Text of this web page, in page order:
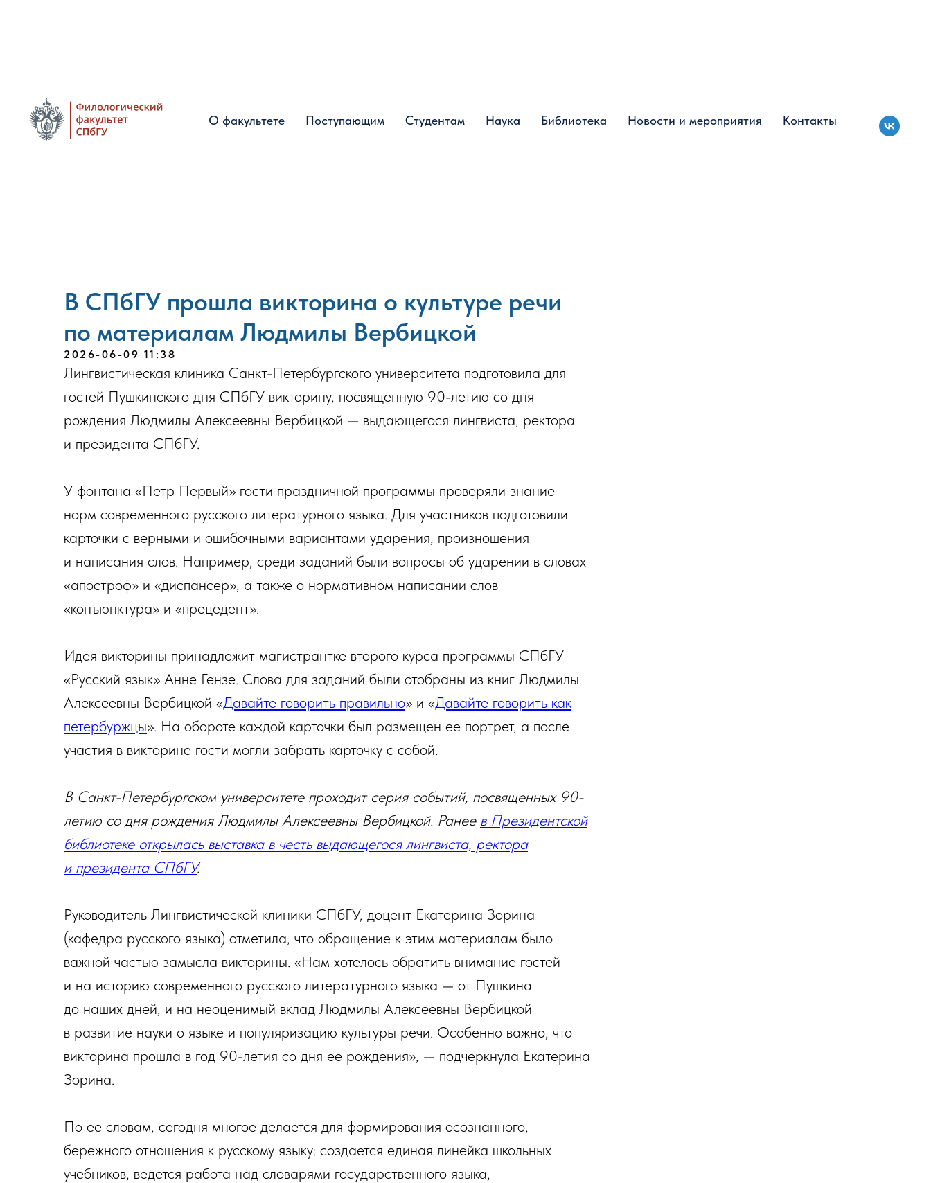
О факультете Поступающим Студентам Наука Библиотека Новости и мероприятия Контакты
О факультете Поступающим Студентам Наука Библиотека Новости и мероприятия Контакты
В СПбГУ прошла викторина о культуре речи
по материалам Людмилы Вербицкой
2026-06-09 11:38
Лингвистическая клиника Санкт-Петербургского университета подготовила для
гостей Пушкинского дня СПбГУ викторину, посвященную 90-летию со дня
рождения Людмилы Алексеевны Вербицкой — выдающегося лингвиста, ректора
и президента СПбГУ.
У фонтана «Петр Первый» гости праздничной программы проверяли знание
норм современного русского литературного языка. Для участников подготовили
карточки с верными и ошибочными вариантами ударения, произношения
и написания слов. Например, среди заданий были вопросы об ударении в словах
«апостроф» и «диспансер», а также о нормативном написании слов
«конъюнктура» и «прецедент».
Идея викторины принадлежит магистрантке второго курса программы СПбГУ
«Русский язык» Анне Гензе. Слова для заданий были отобраны из книг Людмилы
Алексеевны Вербицкой «Давайте говорить правильно» и «Давайте говорить как
петербуржцы». На обороте каждой карточки был размещен ее портрет, а после
участия в викторине гости могли забрать карточку с собой.
В Санкт-Петербургском университете проходит серия событий, посвященных 90-
летию со дня рождения Людмилы Алексеевны Вербицкой. Ранее в Президентской
библиотеке открылась выставка в честь выдающегося лингвиста, ректора
и президента СПбГУ.
Руководитель Лингвистической клиники СПбГУ, доцент Екатерина Зорина
(кафедра русского языка) отметила, что обращение к этим материалам было
важной частью замысла викторины. «Нам хотелось обратить внимание гостей
и на историю современного русского литературного языка — от Пушкина
до наших дней, и на неоценимый вклад Людмилы Алексеевны Вербицкой
в развитие науки о языке и популяризацию культуры речи. Особенно важно, что
викторина прошла в год 90-летия со дня ее рождения», — подчеркнула Екатерина
Зорина.
По ее словам, сегодня многое делается для формирования осознанного,
бережного отношения к русскому языку: создается единая линейка школьных
учебников, ведется работа над словарями государственного языка,